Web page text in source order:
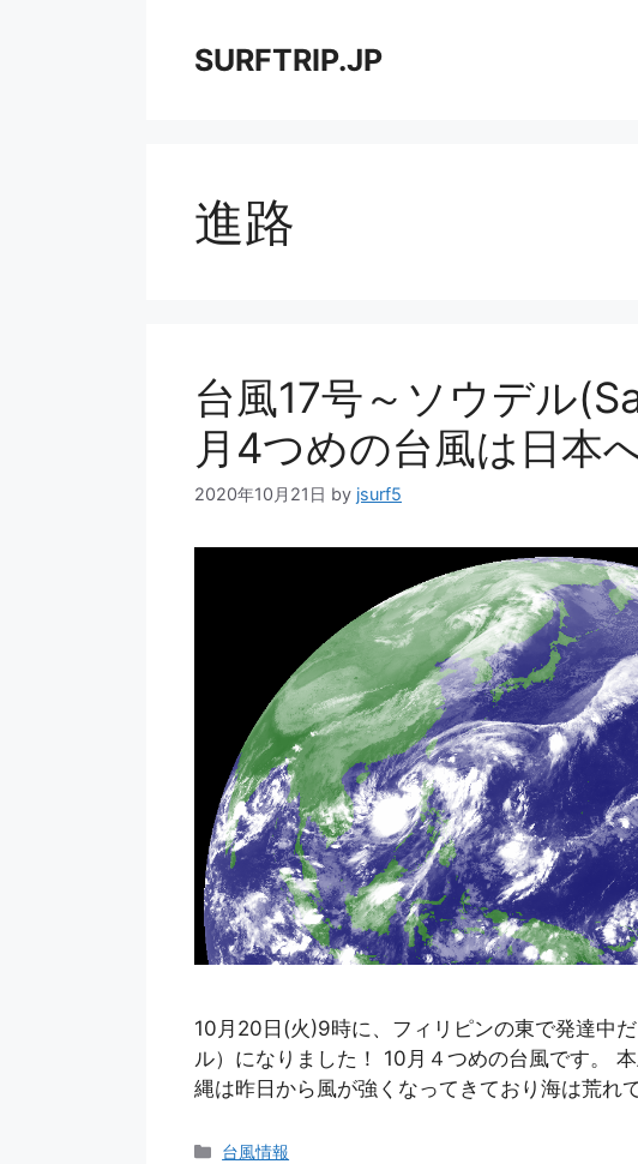
SURFTRIP.JP
進路
台風17号～ソウデル
月4つめの台風は日本
2020年10月21日 by jsurf5
10月20日(火)9時に、フィリピンの東で発達中
ル）になりました！ 10月４つめの台風です。
縄は昨日から風が強くなってきており海は荒れ
カ
台風情報